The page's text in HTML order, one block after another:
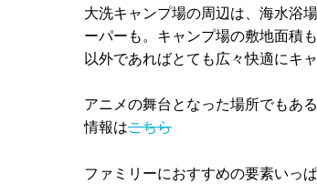
大洗キャンプ場の周辺は、海水浴
ーパーも。キャンプ場の敷地面積
以外であればとても広々快適にキ
アニメの舞台となった場所でもあ
情報はこちら
ファミリーにおすすめの要素いっ